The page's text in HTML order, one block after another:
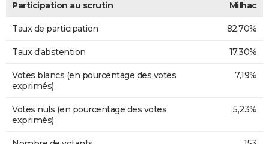
Participation au scrutin Milhac
Taux de participation 82,70%
Taux d'abstention 17,30%
Votes blancs (en pourcentage des votes
exprimés)
7,19%
Votes nuls (en pourcentage des votes
exprimés)
5,23%